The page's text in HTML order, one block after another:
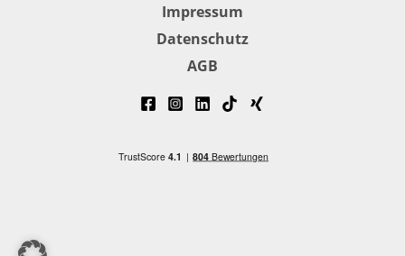
Impressum
Datenschutz
AGB